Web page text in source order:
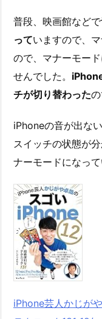
普段、映画館などで
っていますので、
ので、マナーモー
せんでした。
チが切り替わったの
iPhoneの音が出な
スイッチの状態が
ナーモードになっ
iPhone芸人かじが